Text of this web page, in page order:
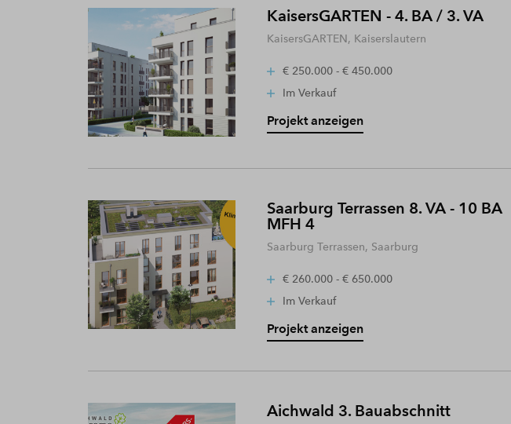
KaisersGARTEN - 4. BA / 3. VA
KaisersGARTEN, Kaiserslautern
€ 250.000 - € 450.000
Im Verkauf
Projekt anzeigen
Saarburg Terrassen 8. VA - 10 BA
MFH 4
Saarburg Terrassen, Saarburg
€ 260.000 - € 650.000
Im Verkauf
Projekt anzeigen
Aichwald 3. Bauabschnitt